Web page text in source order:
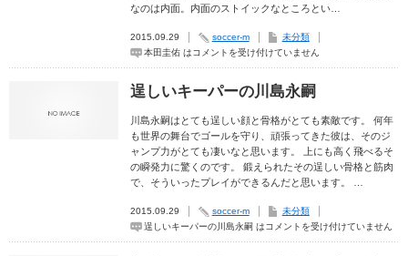
なのは内面。内面のストイックなところとい…
2015.09.29 soccer-m
未分類
本田圭佑 はコメントを受け付けていません
逞しいキーパーの川島永嗣
川島永嗣はとても逞しい顔と骨格がとても素敵です。 何年
も世界の舞台でゴールを守り、頑張ってきた彼は、そのジ
ャンプ力がとても凄いなと思います。 上にも高く飛べるそ
の瞬発力に驚くのです。 鍛えられたその逞しい骨格と筋肉
で、そういったプレイができるんだと思います。 …
2015.09.29 soccer-m
未分類
逞しいキーパーの川島永嗣 はコメントを受け付けていません